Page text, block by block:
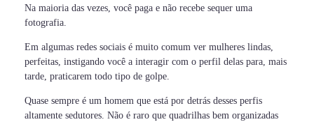
Na maioria das vezes, você paga e não recebe sequer uma
fotografia.
Em algumas redes sociais é muito comum ver mulheres lindas,
perfeitas, instigando você a interagir com o perfil delas para, mais
tarde, praticarem todo tipo de golpe.
Quase sempre é um homem que está por detrás desses perfis
altamente sedutores. Não é raro que quadrilhas bem organizadas